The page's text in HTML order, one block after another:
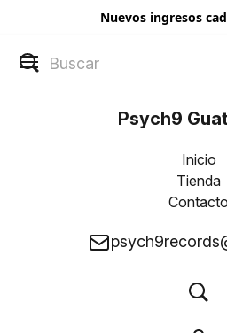
Nuevos ingresos
Psych9
Inicio
Tienda
Contacto